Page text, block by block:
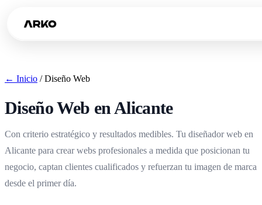
← Inicio / Diseño Web
Diseño Web en Alicante
Con criterio estratégico y resultados medibles. Tu diseñador web en
Alicante para crear webs profesionales a medida que posicionan tu
negocio, captan clientes cualificados y refuerzan tu imagen de marca
desde el primer día.